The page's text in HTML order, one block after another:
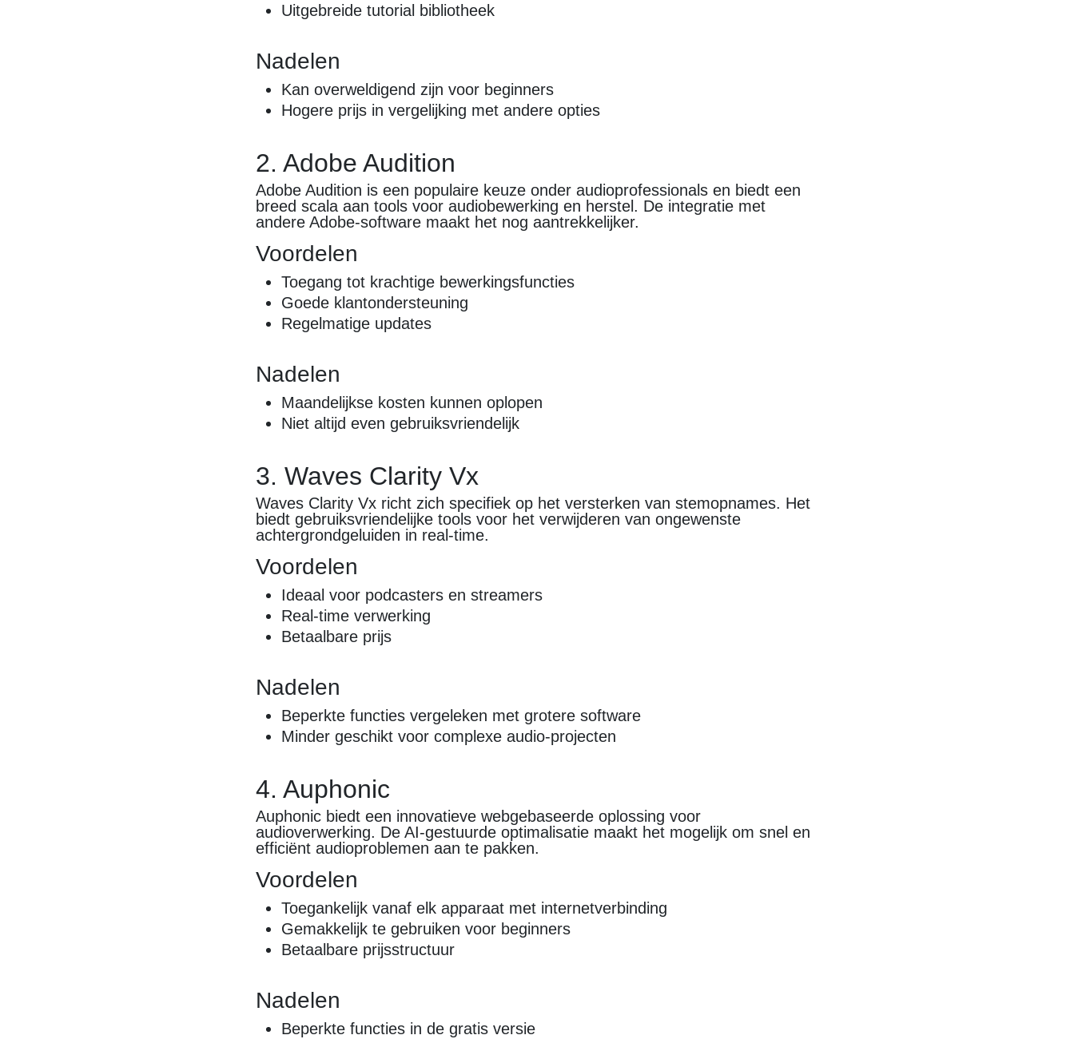
Uitgebreide tutorial bibliotheek
Nadelen
Kan overweldigend zijn voor beginners
Hogere prijs in vergelijking met andere opties
2. Adobe Audition
Adobe Audition is een populaire keuze onder audioprofessionals en biedt een
breed scala aan tools voor audiobewerking en herstel. De integratie met
andere Adobe-software maakt het nog aantrekkelijker.
Voordelen
Toegang tot krachtige bewerkingsfuncties
Goede klantondersteuning
Regelmatige updates
Nadelen
Maandelijkse kosten kunnen oplopen
Niet altijd even gebruiksvriendelijk
3. Waves Clarity Vx
Waves Clarity Vx richt zich specifiek op het versterken van stemopnames. Het
biedt gebruiksvriendelijke tools voor het verwijderen van ongewenste
achtergrondgeluiden in real-time.
Voordelen
Ideaal voor podcasters en streamers
Real-time verwerking
Betaalbare prijs
Nadelen
Beperkte functies vergeleken met grotere software
Minder geschikt voor complexe audio-projecten
4. Auphonic
Auphonic biedt een innovatieve webgebaseerde oplossing voor
audioverwerking. De AI-gestuurde optimalisatie maakt het mogelijk om snel en
efficiënt audioproblemen aan te pakken.
Voordelen
Toegankelijk vanaf elk apparaat met internetverbinding
Gemakkelijk te gebruiken voor beginners
Betaalbare prijsstructuur
Nadelen
Beperkte functies in de gratis versie